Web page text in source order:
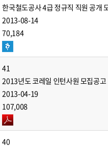
한국철도공사 4급 정규직 직원 공개
2013-08-14
70,184
41
2013년도 코레일 인턴사원 모집공고
2013-04-19
107,008
40